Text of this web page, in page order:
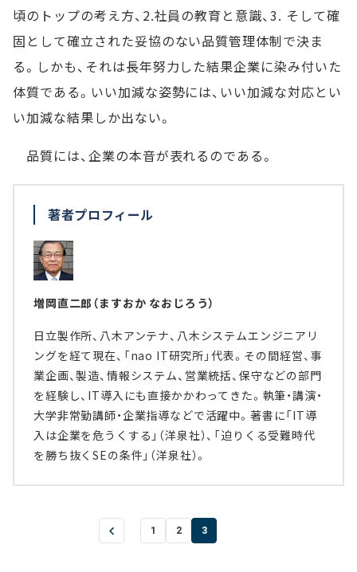
頃のトップの考え方、2.社員の教育と意識、3. そして確
固として確立された妥協のない品質管理体制で決ま
る。しかも、それは長年努力した結果企業に染み付いた
体質である。いい加減な姿勢には、いい加減な対応とい
い加減な結果しか出ない。
品質には、企業の本音が表れるのである。
著者プロフィール
増岡直二郎（ますおか なおじろう）
日立製作所、八木アンテナ、八木システムエンジニアリ
ングを経て現在、「nao IT研究所」代表。その間経営、事
業企画、製造、情報システム、営業統括、保守などの部門
を経験し、IT導入にも直接かかわってきた。執筆・講演・
大学非常勤講師・企業指導などで活躍中。著書に「IT導
入は企業を危うくする」（洋泉社）、「迫りくる受難時代
を勝ち抜くSEの条件」（洋泉社）。
1 2 3